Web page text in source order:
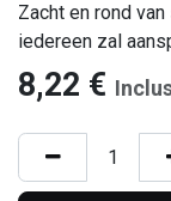
Zacht en rond
iedereen zal
8,22 €